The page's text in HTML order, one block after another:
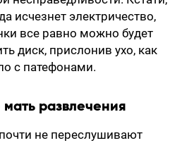
исчезнет электричество,
все равно можно будет
диск, прислонив ухо, как
с патефонами.
развлечения
не переслушивают